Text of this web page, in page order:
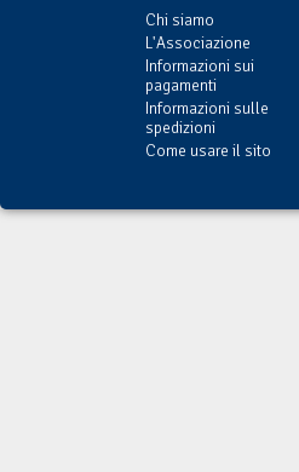
Chi siamo
L'Associazione
Informazioni sui
pagamenti
Informazioni sulle
spedizioni
Come usare il sito